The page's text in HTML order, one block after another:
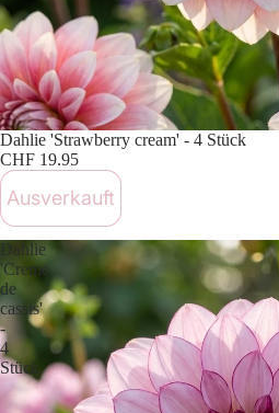
Ausverkauft
Dahlie 'Strawberry cream' - 4 Stück
CHF 19.95
Ausverkauft
Dahlie
'Creme
de
cassis'
-
4
Stück